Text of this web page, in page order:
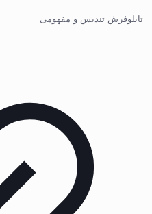
تابلوفرش تندیس و مفهومی